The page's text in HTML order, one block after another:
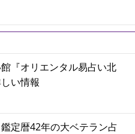
『オリエンタル易占い北
い情報
鑑定暦42年の大ベテラン占